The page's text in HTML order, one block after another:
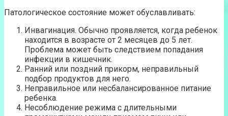
Патологическое состояние может обуславливать:
Инвагинация. Обычно проявляется, когда ребенок
находится в возрасте от 2 месяцев до 5 лет.
Проблема может быть следствием попадания
инфекции в кишечник.
Ранний или поздний прикорм, неправильный
подбор продуктов для него.
Неправильное или несбалансированное питание
ребенка.
Несоблюдение режима с длительными